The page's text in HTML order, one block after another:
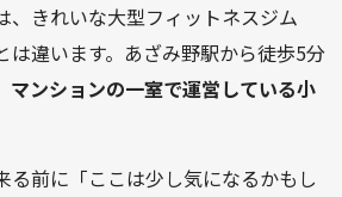
、きれいな大型フィットネスジム
は違います。あざみ野駅から徒歩5分
マンションの一室で運営している小
る前に「ここは少し気になるかもし